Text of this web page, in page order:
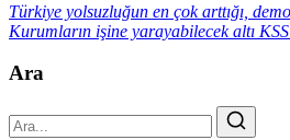
Türkiye yolsuzluğun en çok arttığı,
Kurumların işine yarayabilecek altı
Ara